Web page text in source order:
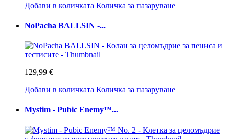
Добави в количката Количка за пазаруване
NoPacha BALLSIN -...
129,99 €
Добави в количката Количка за пазаруване
Mystim - Pubic Enemy™...